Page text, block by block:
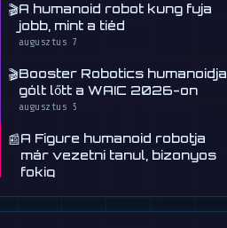
🎬A humanoid robot kung fuja
jobb, mint a tiéd
augusztus 7
🎬Booster Robotics humanoidja
gólt lőtt a WAIC 2026-on
augusztus 5
📰A Figure humanoid robotja
már vezetni tanul, bizonyos
fokig